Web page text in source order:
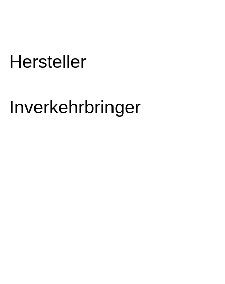
Hersteller
Inverkehrbringer